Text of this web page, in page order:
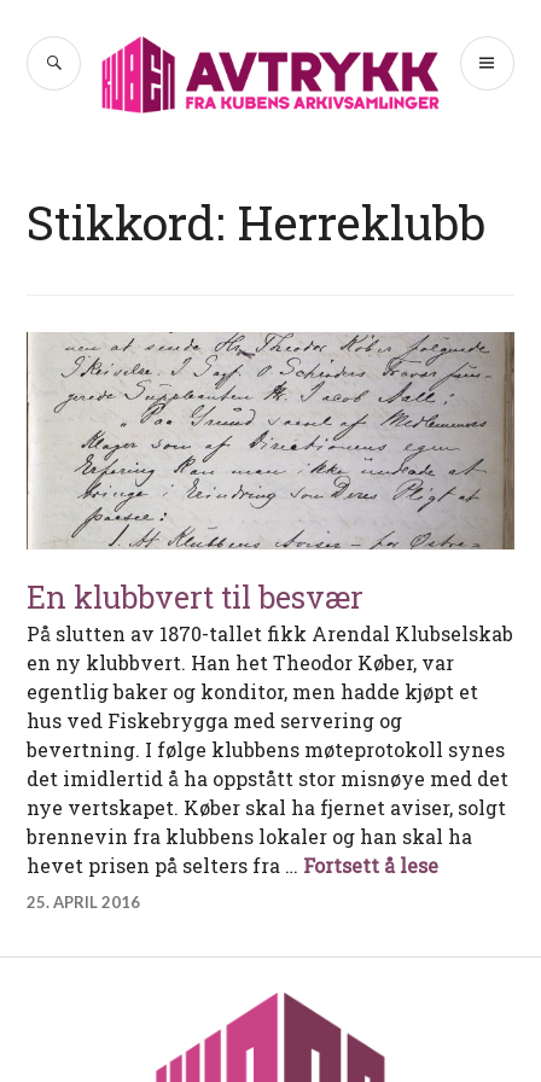
innhold
Avtrykk
SØK
Stikkord: Herreklubb
En klubbvert til besvær
På slutten av 1870-tallet fikk Arendal Klubselskab
en ny klubbvert. Han het Theodor Køber, var
egentlig baker og konditor, men hadde kjøpt et
hus ved Fiskebrygga med servering og
bevertning. I følge klubbens møteprotokoll synes
det imidlertid å ha oppstått stor misnøye med det
nye vertskapet. Køber skal ha fjernet aviser, solgt
brennevin fra klubbens lokaler og han skal ha
hevet prisen på selters fra … Fortsett å leseEn
25. APRIL 2016